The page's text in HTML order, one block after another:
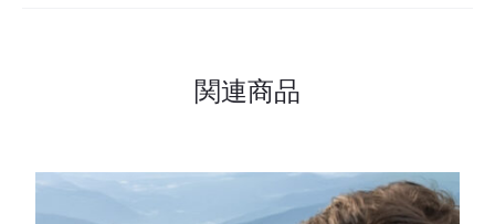
関連商品